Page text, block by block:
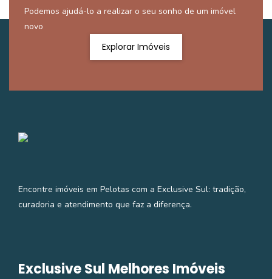
Podemos ajudá-lo a realizar o seu sonho de um imóvel
novo
Explorar Imóveis
Encontre imóveis em Pelotas com a Exclusive Sul: tradição,
curadoria e atendimento que faz a diferença.
Exclusive Sul Melhores Imóveis